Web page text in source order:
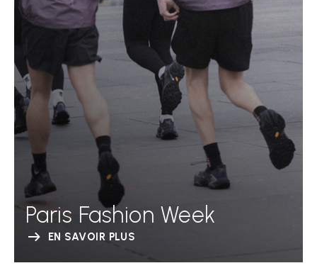
Paris Fashion Week
EN SAVOIR PLUS